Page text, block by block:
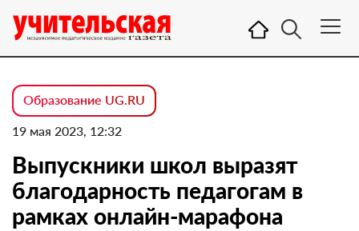
Образование UG.RU
19 мая 2023, 12:32
Выпускники школ выразят
благодарность педагогам в
рамках онлайн-марафона